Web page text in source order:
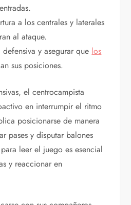
a los centrales y laterales
al ataque.
y asegurar que los
sus posiciones.
el centrocampista
en interrumpir el ritmo
posicionarse de manera
pases y disputar balones
leer el juego es esencial
y reaccionar en